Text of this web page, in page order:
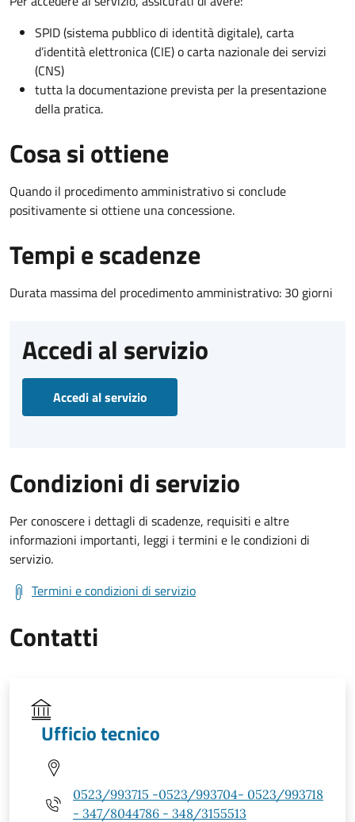
SPID (sistema pubblico di identità digitale), carta
d’identità elettronica (CIE) o carta nazionale dei servizi
(CNS)
tutta la documentazione prevista per la presentazione
della pratica.
Cosa si ottiene
Quando il procedimento amministrativo si conclude
positivamente si ottiene una concessione.
Tempi e scadenze
Durata massima del procedimento amministrativo: 30 giorni
Accedi al servizio
Accedi al servizio
Condizioni di servizio
Per conoscere i dettagli di scadenze, requisiti e altre
informazioni importanti, leggi i termini e le condizioni di
servizio.
Termini e condizioni di servizio
Contatti
Ufficio tecnico
0523/993715 -0523/993704- 0523/993718
- 347/8044786 - 348/3155513